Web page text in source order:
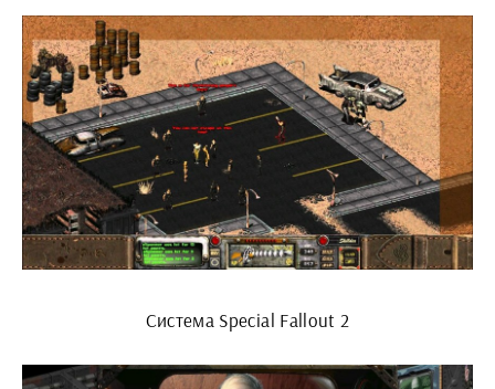
Система Special Fallout 2